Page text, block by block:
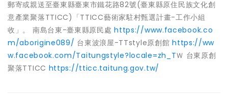
郵寄或親送至臺東縣臺東市鐵花路82號(臺東縣原住民族文化創
意產業聚落TTICC)「TTICC藝術家駐村甄選計畫-工作小組
收」。 南島台東-臺東縣原民處https://www.facebook.co
m/aborigine089/ 台東波浪屋-TTstyle原創館https://ww
w.facebook.com/Taitungstyle?locale=zh_TＷ 台東原創
聚落TTICC https://tticc.taitung.gov.tw/